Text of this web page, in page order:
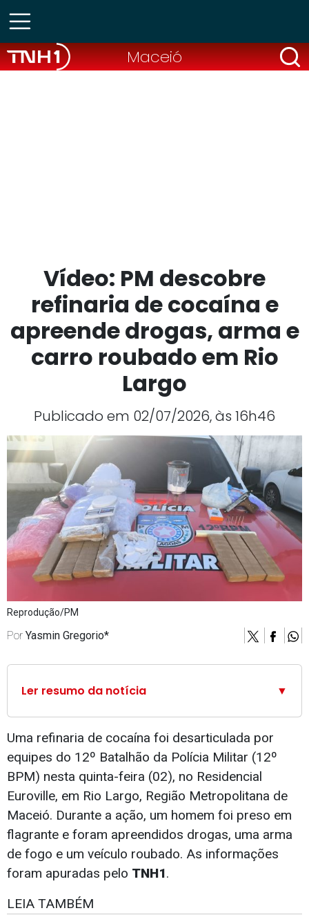
Maceió
Vídeo: PM descobre
refinaria de cocaína e
apreende drogas, arma e
carro roubado em Rio
Largo
Publicado em 02/07/2026, às 16h46
Reprodução/PM
Por Yasmin Gregorio*
Ler resumo da notícia ▼
Uma refinaria de cocaína foi desarticulada por
equipes do 12º Batalhão da Polícia Militar (12º
BPM) nesta quinta-feira (02), no Residencial
Euroville, em Rio Largo, Região Metropolitana de
Maceió. Durante a ação, um homem foi preso em
flagrante e foram apreendidos drogas, uma arma
de fogo e um veículo roubado. As informações
foram apuradas pelo TNH1.
LEIA TAMBÉM